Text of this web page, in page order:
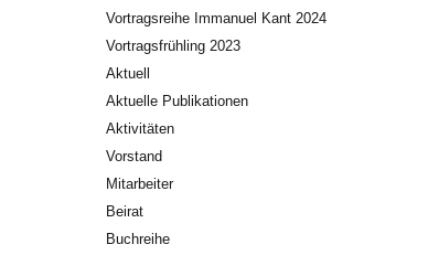
Vortragsreihe Immanuel Kant 2024
Vortragsfrühling 2023
Aktuell
Aktuelle Publikationen
Aktivitäten
Vorstand
Mitarbeiter
Beirat
Buchreihe